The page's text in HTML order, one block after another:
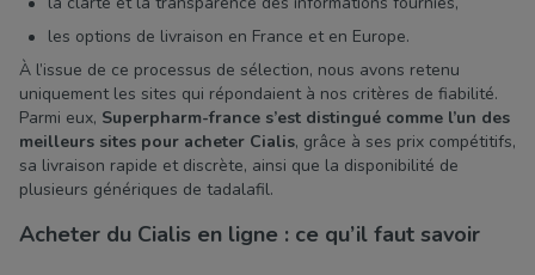
les options de livraison en France et en Europe.
À l’issue de ce processus de sélection, nous avons retenu
uniquement les sites qui répondaient à nos critères de fiabilité.
Parmi eux, Superpharm-france s’est distingué comme l’un des
meilleurs sites pour acheter Cialis, grâce à ses prix compétitifs,
sa livraison rapide et discrète, ainsi que la disponibilité de
plusieurs génériques de tadalafil.
Acheter du Cialis en ligne : ce qu’il faut savoir